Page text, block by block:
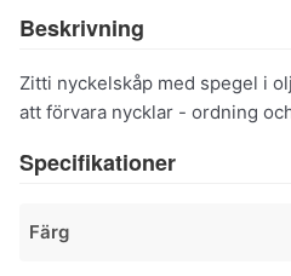
Beskrivning
Zitti nyckelskåp med spegel i
att förvara nycklar - ordning
Specifikationer
Färg